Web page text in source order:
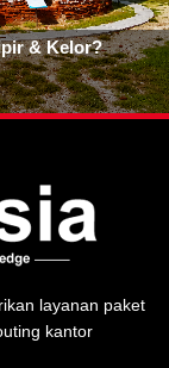
& Kelor?
layanan paket
kantor